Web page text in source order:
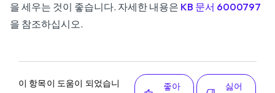
을 세우는 것이 좋습니다. 자세한 내용은 KB 문서 6000797
을 참조하십시오.
이 항목이 도움이 되었습니
좋아
싫어